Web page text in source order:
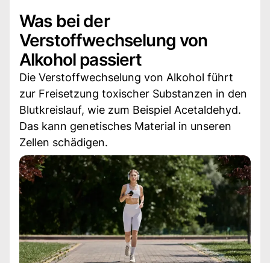
Was bei der
Verstoffwechselung von
Alkohol passiert
Die Verstoffwechselung von Alkohol führt
zur Freisetzung toxischer Substanzen in den
Blutkreislauf, wie zum Beispiel Acetaldehyd.
Das kann genetisches Material in unseren
Zellen schädigen.